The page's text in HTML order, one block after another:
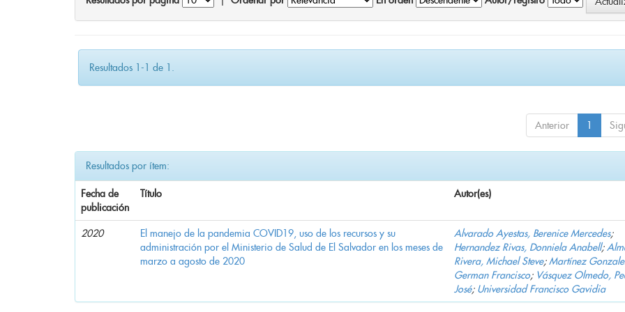
Resultados 1-1 de 1.
Anterior 1
Resultados por ítem:
Fecha de
publicación
Título Autor(es)
2020
El manejo de la pandemia COVID19, uso de los recursos y su
administración por el Ministerio de Salud de El Salvador en los meses de
marzo a agosto de 2020
Alvarado Ayestas, Berenice Mercedes;
Hernandez Rivas, Donniela Anabell;
Rivera, Michael Steve;Martínez
German Francisco; Vásquez Olmedo,
José; Universidad Francisco Gavidia